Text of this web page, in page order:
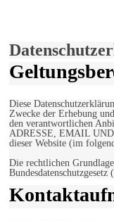
Diese
Zwecke der Erhebung
den verantwortlichen
ADRESSE, EMAIL
dieser Website (im
Die rechtlichen